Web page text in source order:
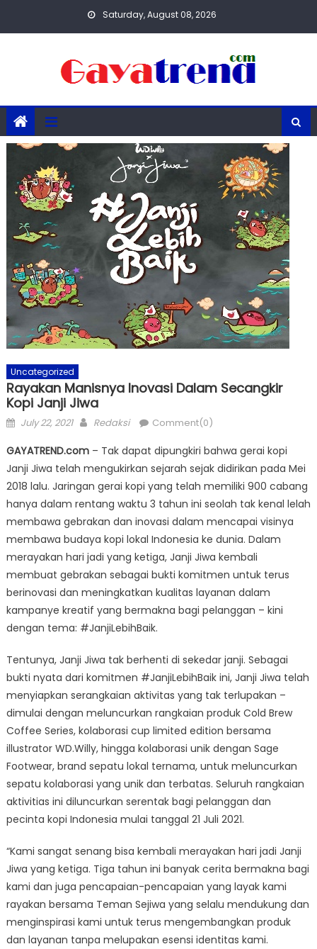
Saturday, August 08, 2026
Uncategorized
Rayakan Manisnya Inovasi Dalam Secangkir
Kopi Janji Jiwa
Posted
July 22, 2021 Author
Redaksi Comment(0)
GAYATREND.com– Tak dapat dipungkiri bahwa gerai kopi
Janji Jiwa telah mengukirkan sejarah sejak didirikan pada Mei
2018 lalu. Jaringan gerai kopi yang telah memiliki 900 cabang
hanya dalam rentang waktu 3 tahun ini seolah tak kenal lelah
membawa gebrakan dan inovasi dalam mencapai visinya
membawa budaya kopi lokal Indonesia ke dunia. Dalam
merayakan hari jadi yang ketiga, Janji Jiwa kembali
membuat gebrakan sebagai bukti komitmen untuk terus
berinovasi dan meningkatkan kualitas layanan dalam
kampanye kreatif yang bermakna bagi pelanggan – kini
dengan tema: #JanjiLebihBaik.
Tentunya, Janji Jiwa tak berhenti di sekedar janji. Sebagai
bukti nyata dari komitmen #JanjiLebihBaik ini, Janji Jiwa telah
menyiapkan serangkaian aktivitas yang tak terlupakan –
dimulai dengan meluncurkan rangkaian produk Cold Brew
Coffee Series, kolaborasi cup limited edition bersama
illustrator WD.Willy, hingga kolaborasi unik dengan Sage
Footwear, brand sepatu lokal ternama, untuk meluncurkan
sepatu kolaborasi yang unik dan terbatas. Seluruh rangkaian
aktivitias ini diluncurkan serentak bagi pelanggan dan
pecinta kopi Indonesia mulai tanggal 21 Juli 2021.
“Kami sangat senang bisa kembali merayakan hari jadi Janji
Jiwa yang ketiga. Tiga tahun ini banyak cerita bermakna bagi
kami dan juga pencapaian-pencapaian yang layak kami
rayakan bersama Teman Sejiwa yang selalu mendukung dan
menginspirasi kami untuk terus mengembangkan produk
dan layanan tanpa melupakan esensi identitas kami.